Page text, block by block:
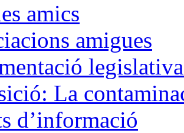
amics
amigues
La
d’informació